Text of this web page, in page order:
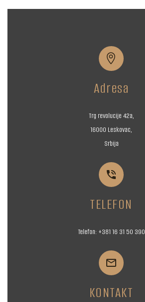


Adresa
Trg revolucije 42a,
16000 Leskovac,
Srbija


TELEFON
Telefon: +381 16 31 50 390


KONTAKT